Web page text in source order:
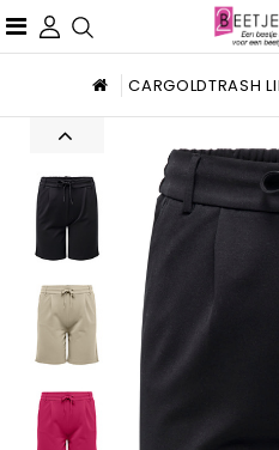
CARGOLDTRASH